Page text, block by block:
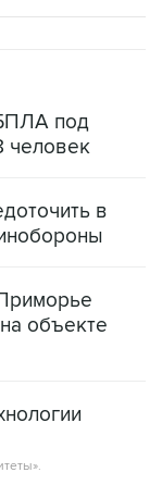
под
человек
в
объекте